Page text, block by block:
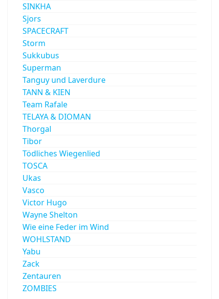
SINKHA
Sjors
SPACECRAFT
Storm
Sukkubus
Superman
Tanguy und Laverdure
TANN & KIEN
Team Rafale
TELAYA & DIOMAN
Thorgal
Tibor
Tödliches Wiegenlied
TOSCA
Ukas
Vasco
Victor Hugo
Wayne Shelton
Wie eine Feder im Wind
WOHLSTAND
Yabu
Zack
Zentauren
ZOMBIES